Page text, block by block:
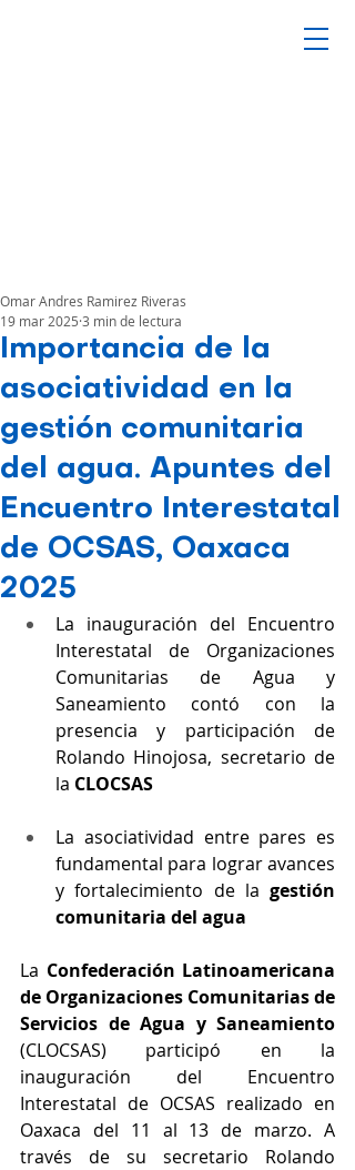
Importancia de la
asociatividad en la
gestión comunitaria
del agua. Apuntes del
Encuentro Interestatal
de OCSAS, Oaxaca
2025
Omar Andres Ramirez Riveras
19 mar 2025 3 min de lectura
La inauguración del Encuentro
Interestatal de Organizaciones
Comunitarias de Agua y
Saneamiento contó con la
presencia y participación de
Rolando Hinojosa, secretario de
la CLOCSAS
La asociatividad entre pares es
fundamental para lograr avances
y fortalecimiento de la gestión
comunitaria del agua
La Confederación Latinoamericana
de Organizaciones Comunitarias de
Servicios de Agua y Saneamiento
(CLOCSAS) participó en la
inauguración del Encuentro
Interestatal de OCSAS realizado en
Oaxaca del 11 al 13 de marzo. A
través de su secretario Rolando